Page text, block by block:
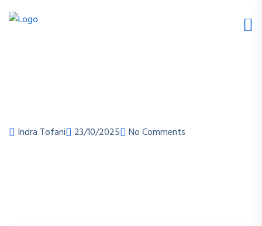
Indra Tofani 23/10/2025 No Comments